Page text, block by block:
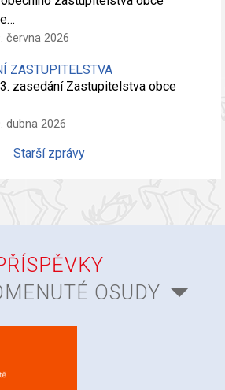
června 2026
ZASTUPITELSTVA
zasedání Zastupitelstva obce
dubna 2026
Starší zprávy
OSUDY